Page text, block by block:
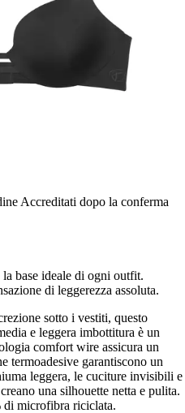
Accreditati dopo la conferma
base ideale di ogni outfit.
di leggerezza assoluta.
sotto i vestiti, questo
e leggera imbottitura è un
comfort wire assicura un
termoadesive garantiscono un
leggera, le cuciture invisibili e
una silhouette netta e pulita.
di microfibra riciclata.